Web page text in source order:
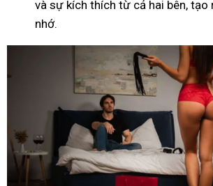
và sự kích thích từ cả hai bên, tạo
nhớ.